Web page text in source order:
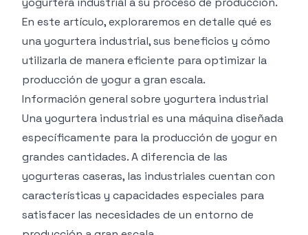
En este artículo, exploraremos en detalle qué es
una yogurtera industrial, sus beneficios y cómo
utilizarla de manera eficiente para optimizar la
producción de yogur a gran escala.
Información general sobre yogurtera industrial
Una yogurtera industrial es una máquina diseñada
específicamente para la producción de yogur en
grandes cantidades. A diferencia de las
yogurteras caseras, las industriales cuentan con
características y capacidades especiales para
satisfacer las necesidades de un entorno de